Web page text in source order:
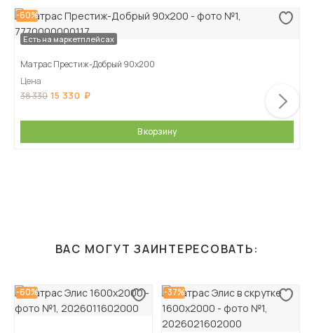
-60%
Есть на маркетплейсах
Матрас Престиж-Добрый 90х200
Цена
38 330 15 330
В корзину
ВАС МОГУТ ЗАИНТЕРЕСОВАТЬ:
-60% -37%